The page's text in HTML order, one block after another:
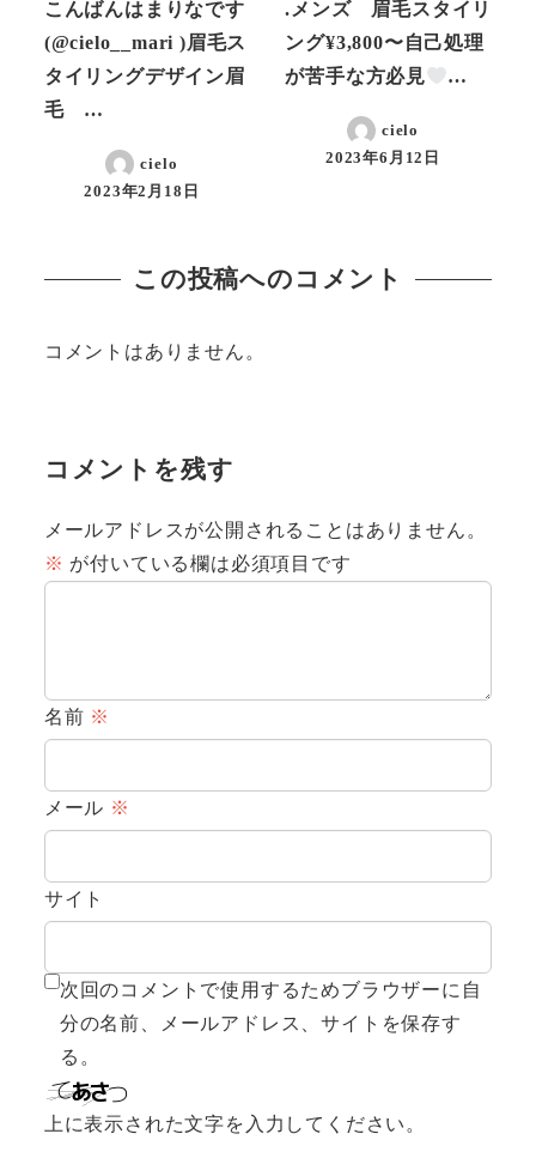
こんばんはまりなです
(@cielo__mari )眉毛ス
タイリングデザイン眉
毛 …
cielo
投稿日
2023年2月18日
.メンズ 眉毛スタイリ
ング¥3,800〜自己処理
が苦手な方必見
…
cielo
投稿日
2023年6月12日
この投稿へのコメント
コメントはありません。
コメントを残す
メールアドレスが公開されることはありません。
※ が付いている欄は必須項目です
名前 ※
メール ※
サイト
次回のコメントで使用するためブラウザーに自
分の名前、メールアドレス、サイトを保存す
る。
上に表示された文字を入力してください。